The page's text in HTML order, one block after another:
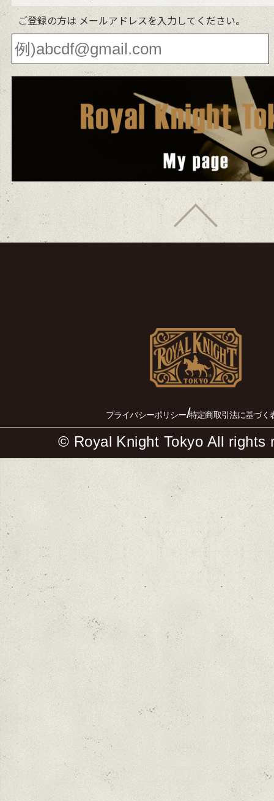
ご登録の方は メールアドレスを入力してください。
プライバシーポリシー/特定商取引法に基づく
© Royal Knight Tokyo All rights